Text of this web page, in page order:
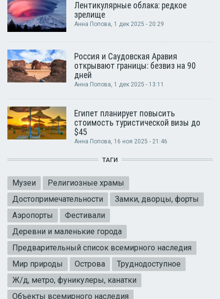
Лентикулярные облака: редкое
зрелище
Анна Попова, 1 дек 2025 - 20:29
Россия и Саудовская Аравия
открывают границы: безвиз на 90
дней
Анна Попова, 1 дек 2025 - 13:11
Египет планирует повысить
стоимость туристической визы до
$45
Анна Попова, 16 ноя 2025 - 21:46
ТАГИ
Музеи
Религиозные храмы
Достопримечательности
Замки, дворцы, форты
Аэропорты
Фестивали
Деревни и маленькие города
Предварительный список всемирного наследия
Мир природы
Острова
Труднодоступное
Ж/д, метро, фуникулеры, канатки
Объекты всемирного наследия